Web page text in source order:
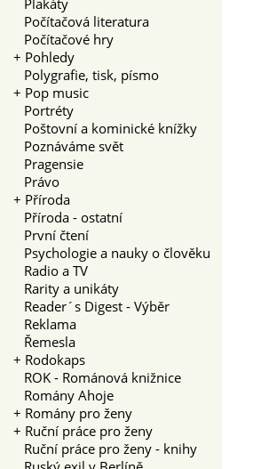
Počítačová literatura
Počítačové hry
+ Pohledy
Polygrafie, tisk, písmo
+ Pop music
Portréty
Poštovní a kominické knížky
Poznáváme svět
Pragensie
Právo
+ Příroda
Příroda - ostatní
První čtení
Psychologie a nauky o člověku
Radio a TV
Rarity a unikáty
Reader´s Digest - Výběr
Reklama
Řemesla
+ Rodokaps
ROK - Románová knižnice
Romány Ahoje
+ Romány pro ženy
+ Ruční práce pro ženy
Ruční práce pro ženy - knihy